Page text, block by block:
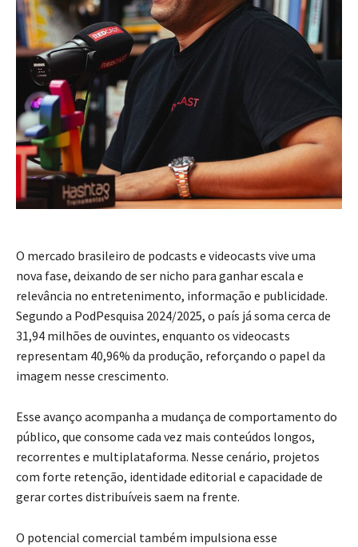
O mercado brasileiro de podcasts e videocasts vive uma
nova fase, deixando de ser nicho para ganhar escala e
relevância no entretenimento, informação e publicidade.
Segundo a PodPesquisa 2024/2025, o país já soma cerca de
31,94 milhões de ouvintes, enquanto os videocasts
representam 40,96% da produção, reforçando o papel da
imagem nesse crescimento.
Esse avanço acompanha a mudança de comportamento do
público, que consome cada vez mais conteúdos longos,
recorrentes e multiplataforma. Nesse cenário, projetos
com forte retenção, identidade editorial e capacidade de
gerar cortes distribuíveis saem na frente.
O potencial comercial também impulsiona esse